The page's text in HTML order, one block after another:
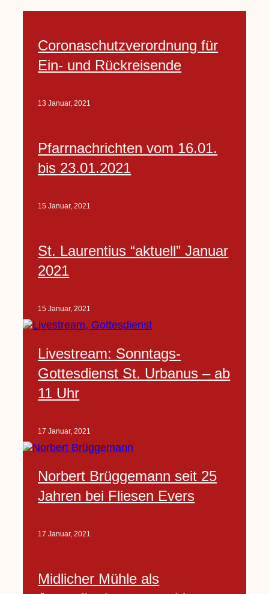
Coronaschutzverordnung für
Ein- und Rückreisende
13 Januar, 2021
Pfarrnachrichten vom 16.01.
bis 23.01.2021
15 Januar, 2021
St. Laurentius “aktuell” Januar
2021
15 Januar, 2021
Livestream: Sonntags-
Gottesdienst St. Urbanus – ab
11 Uhr
17 Januar, 2021
Norbert Brüggemann seit 25
Jahren bei Fliesen Evers
17 Januar, 2021
Midlicher Mühle als